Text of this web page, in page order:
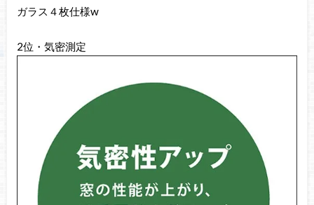
ガラス４枚仕様w
2位・気密測定